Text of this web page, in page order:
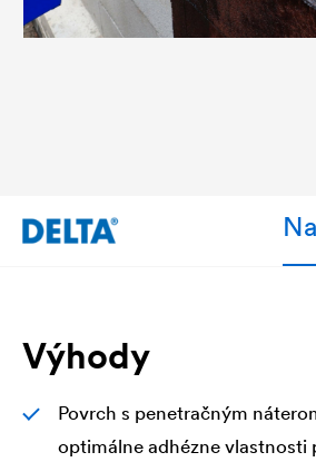
Výhody
Povrch s penetračným
optimálne adhézne vlastnosti